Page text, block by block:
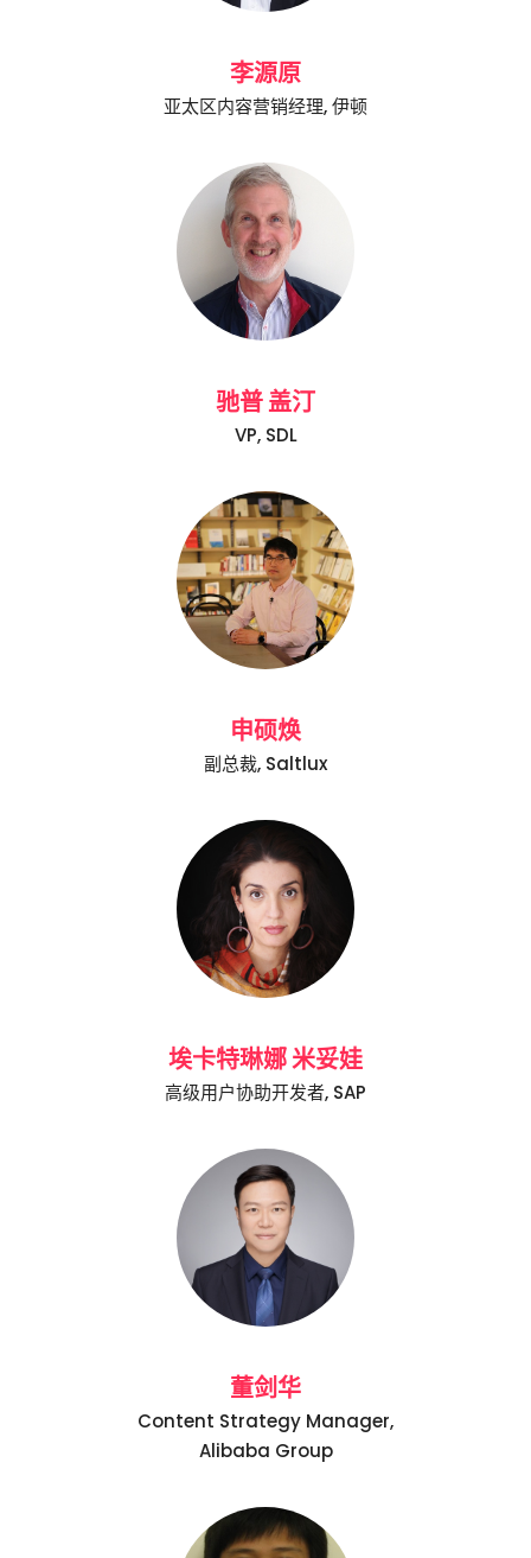
李源原
亚太区内容营销经理, 伊顿
驰普 盖汀
VP, SDL
申硕焕
副总裁, Saltlux
埃卡特琳娜 米妥娃
高级用户协助开发者, SAP
董剑华
Content Strategy Manager,
Alibaba Group